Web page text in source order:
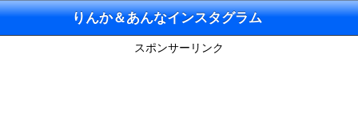
りんか＆あんなインスタグラム
スポンサーリンク